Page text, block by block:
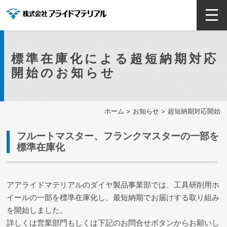
ホーム > お知らせ> 超短納期対応開始
標準在庫化による超短納期対応
開始のお知らせ
フルートマスター、フランクマスターの一部を
標準在庫化
アアライドマテリアルのダイヤ製品事業部では、工具研削用ホ
イールの一部を標準在庫化し、最短納期でお届けする取り組み
を開始しました。
詳しくは営業部門もしくは下記のお問合せボタンからお願いし